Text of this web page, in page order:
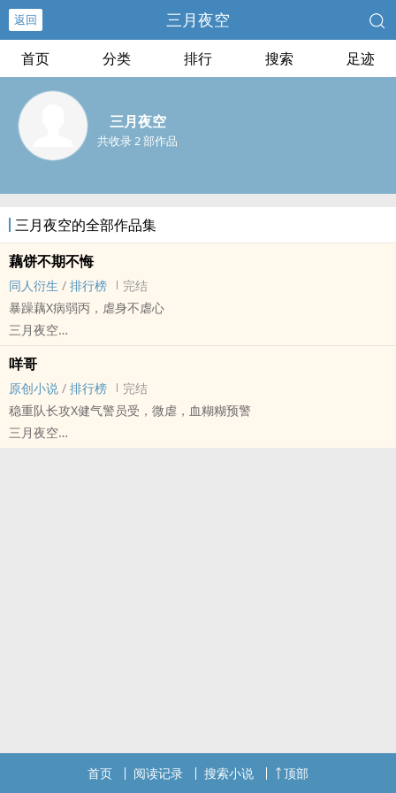
返回 三月夜空
首页 分类 排行 搜索 足迹
三月夜空
共收录 2 部作品
三月夜空的全部作品集
藕饼不期不悔
同人衍生 / 排行榜
完结
暴躁藕X病弱丙，虐身不虐心
三月夜空
短篇 - 完结 - HE - 小甜饼
当年写的搬一下，文笔稚嫩随意看看。时间线在电影结束之后。
咩哥
原创小说 / 排行榜
完结
稳重队长攻X健气警员受，微虐，血糊糊预警
三月夜空
首页 阅读记录 搜索小说 顶部